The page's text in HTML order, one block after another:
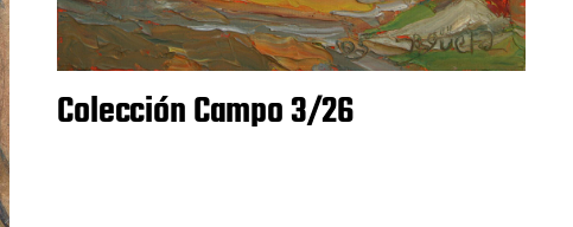
Colección Campo 3/26